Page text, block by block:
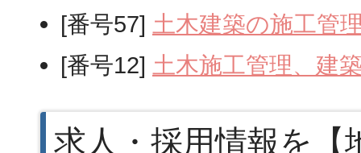
[番号57] 土木建築の施工管
[番号12] 土木施工管理、建
求人・採用情報を【